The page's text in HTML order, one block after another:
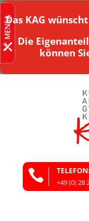
Das KAG
Die
können
 +49 (0) 28